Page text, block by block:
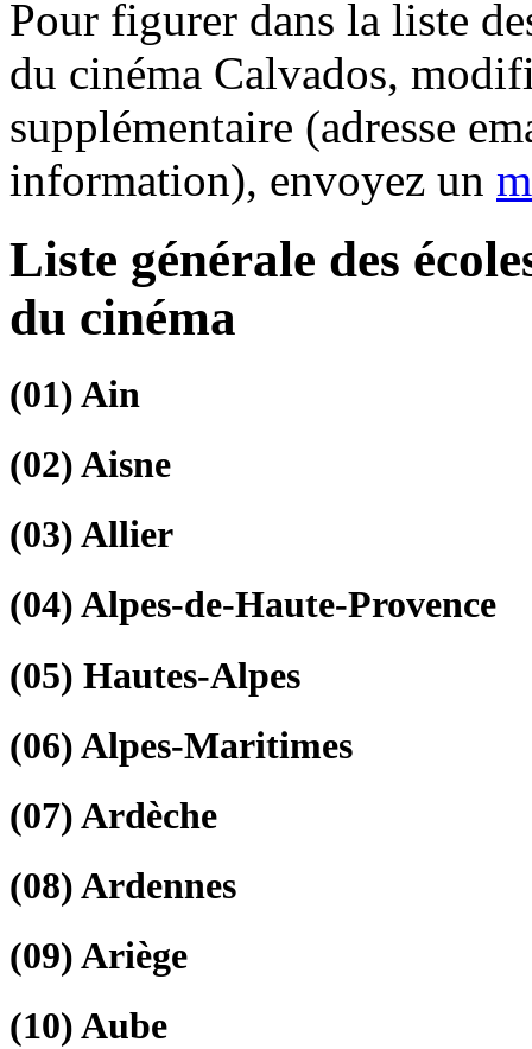
Pour figurer dans la liste
du cinéma Calvados,
supplémentaire (adresse
information), envoyez un
Liste générale des
du cinéma
(01)Ain
(02)Aisne
(03)Allier
(04)Alpes-de-Haute-Provence
(05) Hautes-Alpes
(06)Alpes-Maritimes
(07)Ardèche
(08)Ardennes
(09)Ariège
(10)Aube